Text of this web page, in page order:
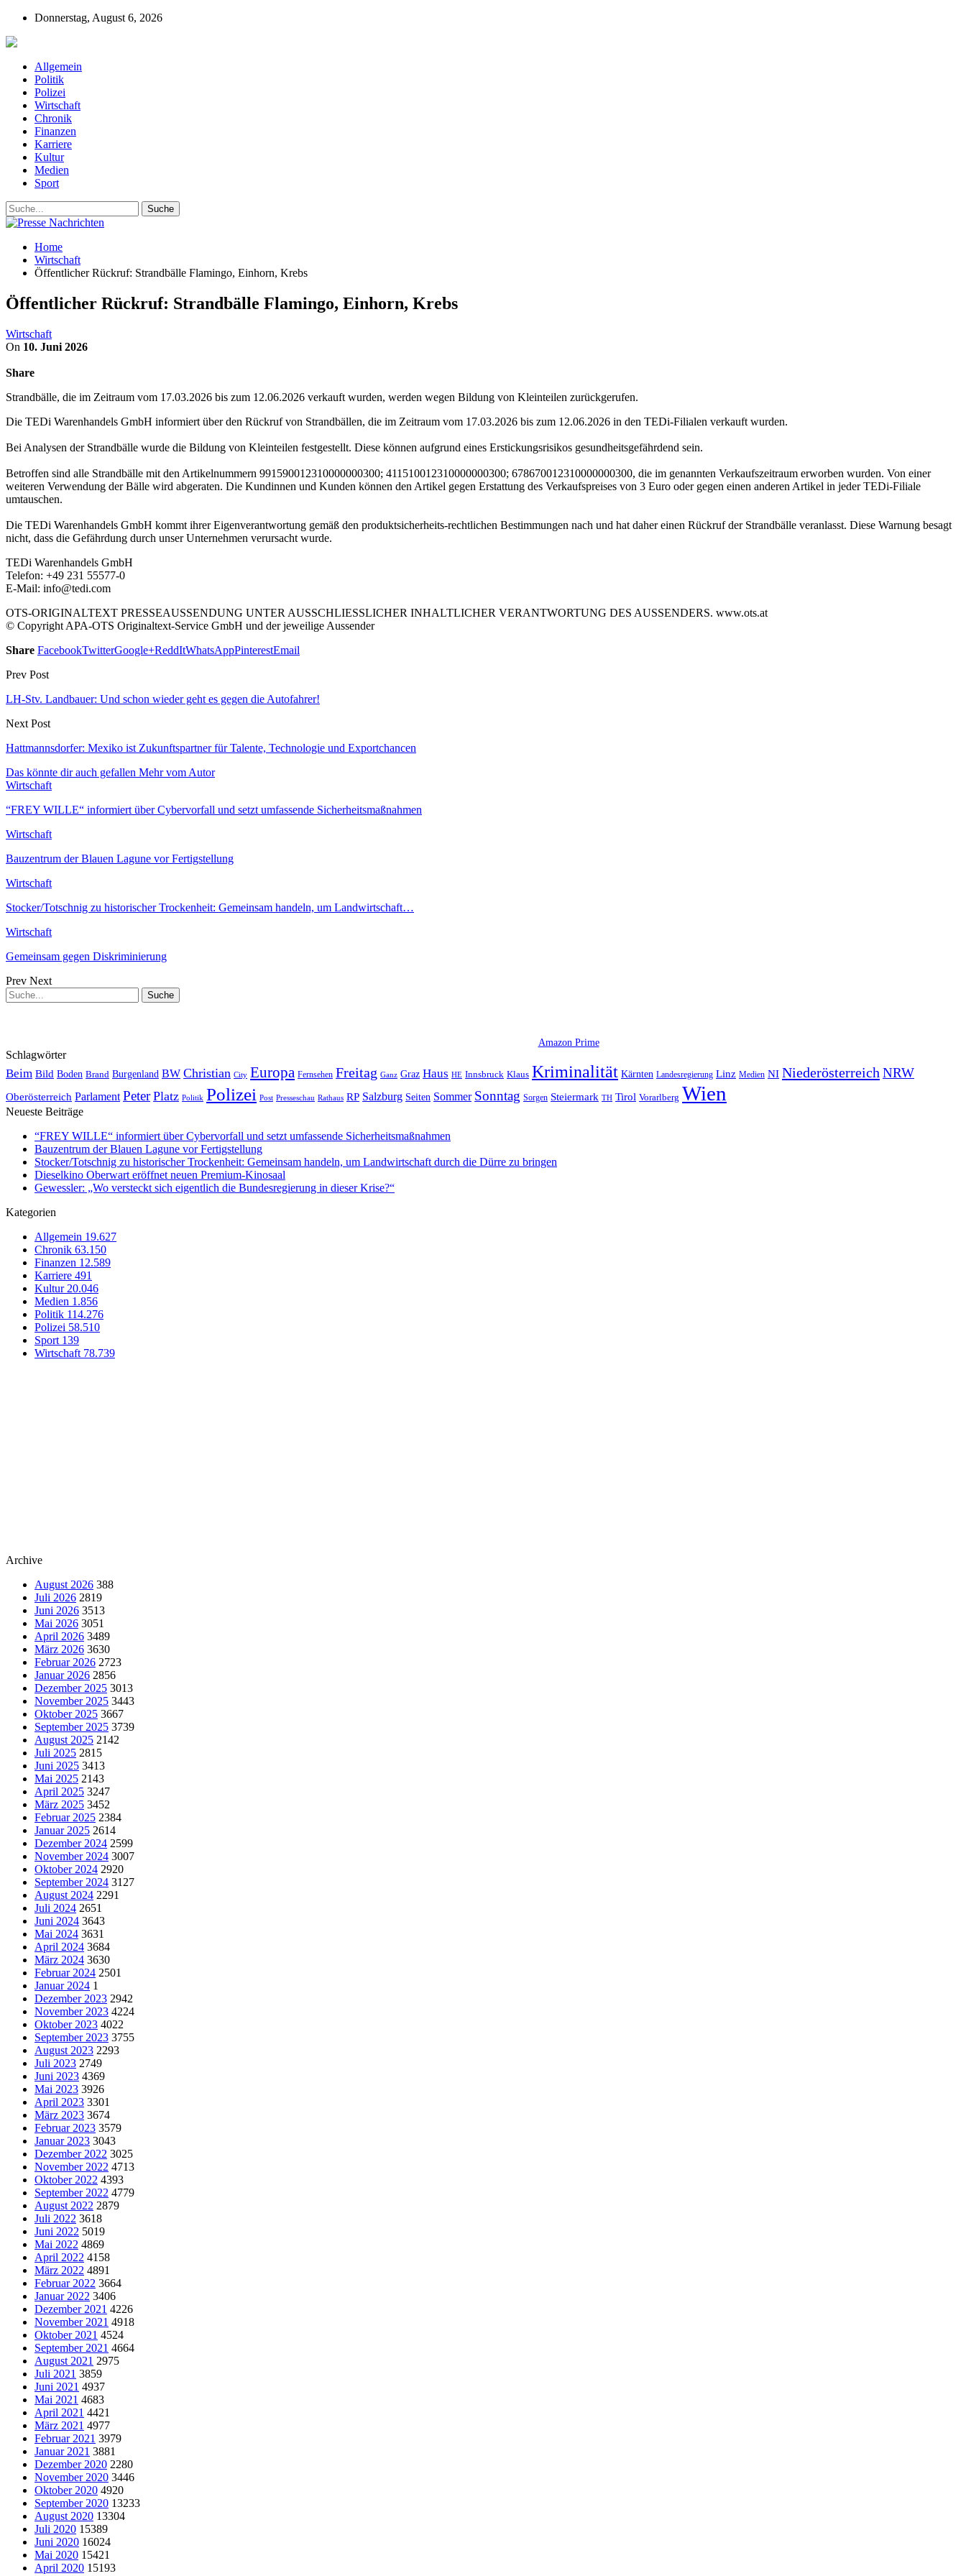
Donnerstag, August 6, 2026
Allgemein
Politik
Polizei
Wirtschaft
Chronik
Finanzen
Karriere
Kultur
Medien
Sport
Home
Wirtschaft
Öffentlicher Rückruf: Strandbälle Flamingo, Einhorn, Krebs
Öffentlicher Rückruf: Strandbälle Flamingo, Einhorn, Krebs
Wirtschaft
On 10. Juni 2026
Share
Strandbälle, die im Zeitraum vom 17.03.2026 bis zum 12.06.2026 verkauft wurden, werden wegen Bildung von Kleinteilen zurückgerufen.
Die TEDi Warenhandels GmbH informiert über den Rückruf von Strandbällen, die im Zeitraum vom 17.03.2026 bis zum 12.06.2026 in den TEDi-Filialen verkauft wurden.
Bei Analysen der Strandbälle wurde die Bildung von Kleinteilen festgestellt. Diese können aufgrund eines Erstickungsrisikos gesundheitsgefährdend sein.
Betroffen sind alle Strandbälle mit den Artikelnummern 991590012310000000300; 411510012310000000300; 678670012310000000300, die im genannten Verkaufszeitraum erworben wurden. Von einer
weiteren Verwendung der Bälle wird abgeraten. Die Kundinnen und Kunden können den Artikel gegen Erstattung des Verkaufspreises von 3 Euro oder gegen einen anderen Artikel in jeder TEDi-Filiale
umtauschen.
Die TEDi Warenhandels GmbH kommt ihrer Eigenverantwortung gemäß den produktsicherheits-rechtlichen Bestimmungen nach und hat daher einen Rückruf der Strandbälle veranlasst. Diese Warnung besagt
nicht, dass die Gefährdung durch unser Unternehmen verursacht wurde.
TEDi Warenhandels GmbH
Telefon: +49 231 55577-0
E-Mail: info@tedi.com
OTS-ORIGINALTEXT PRESSEAUSSENDUNG UNTER AUSSCHLIESSLICHER INHALTLICHER VERANTWORTUNG DES AUSSENDERS. www.ots.at
© Copyright APA-OTS Originaltext-Service GmbH und der jeweilige Aussender
Share FacebookTwitterGoogle+ReddItWhatsAppPinterestEmail
Prev Post
LH-Stv. Landbauer: Und schon wieder geht es gegen die Autofahrer!
Next Post
Hattmannsdorfer: Mexiko ist Zukunftspartner für Talente, Technologie und Exportchancen
Das könnte dir auch gefallen Mehr vom Autor
Wirtschaft
“FREY WILLE“ informiert über Cybervorfall und setzt umfassende Sicherheitsmaßnahmen
Wirtschaft
Bauzentrum der Blauen Lagune vor Fertigstellung
Wirtschaft
Stocker/Totschnig zu historischer Trockenheit: Gemeinsam handeln, um Landwirtschaft…
Wirtschaft
Gemeinsam gegen Diskriminierung
Prev Next
Amazon Prime
Schlagwörter
Beim Bild Boden Brand Burgenland BW Christian City Europa Fernsehen Freitag Ganz Graz Haus HE Innsbruck Klaus Kriminalität Kärnten Landesregierung Linz Medien NI Niederösterreich NRW
Oberösterreich Parlament Peter Platz Politik Polizei Post Presseschau Rathaus RP Salzburg Seiten Sommer Sonntag Sorgen Steiermark TH Tirol Vorarlberg Wien
Neueste Beiträge
“FREY WILLE“ informiert über Cybervorfall und setzt umfassende Sicherheitsmaßnahmen
Bauzentrum der Blauen Lagune vor Fertigstellung
Stocker/Totschnig zu historischer Trockenheit: Gemeinsam handeln, um Landwirtschaft durch die Dürre zu bringen
Dieselkino Oberwart eröffnet neuen Premium-Kinosaal
Gewessler: „Wo versteckt sich eigentlich die Bundesregierung in dieser Krise?“
Kategorien
Allgemein 19.627
Chronik 63.150
Finanzen 12.589
Karriere 491
Kultur 20.046
Medien 1.856
Politik 114.276
Polizei 58.510
Sport 139
Wirtschaft 78.739
Archive
August 2026 388
Juli 2026 2819
Juni 2026 3513
Mai 2026 3051
April 2026 3489
März 2026 3630
Februar 2026 2723
Januar 2026 2856
Dezember 2025 3013
November 2025 3443
Oktober 2025 3667
September 2025 3739
August 2025 2142
Juli 2025 2815
Juni 2025 3413
Mai 2025 2143
April 2025 3247
März 2025 3452
Februar 2025 2384
Januar 2025 2614
Dezember 2024 2599
November 2024 3007
Oktober 2024 2920
September 2024 3127
August 2024 2291
Juli 2024 2651
Juni 2024 3643
Mai 2024 3631
April 2024 3684
März 2024 3630
Februar 2024 2501
Januar 2024 1
Dezember 2023 2942
November 2023 4224
Oktober 2023 4022
September 2023 3755
August 2023 2293
Juli 2023 2749
Juni 2023 4369
Mai 2023 3926
April 2023 3301
März 2023 3674
Februar 2023 3579
Januar 2023 3043
Dezember 2022 3025
November 2022 4713
Oktober 2022 4393
September 2022 4779
August 2022 2879
Juli 2022 3618
Juni 2022 5019
Mai 2022 4869
April 2022 4158
März 2022 4891
Februar 2022 3664
Januar 2022 3406
Dezember 2021 4226
November 2021 4918
Oktober 2021 4524
September 2021 4664
August 2021 2975
Juli 2021 3859
Juni 2021 4937
Mai 2021 4683
April 2021 4421
März 2021 4977
Februar 2021 3979
Januar 2021 3881
Dezember 2020 2280
November 2020 3446
Oktober 2020 4920
September 2020 13233
August 2020 13304
Juli 2020 15389
Juni 2020 16024
Mai 2020 15421
April 2020 15193